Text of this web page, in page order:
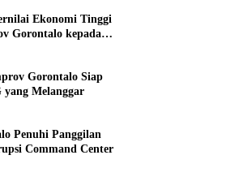
Ekonomi Tinggi
Gorontalo kepada
Gorontalo Siap
yang Melanggar
Penuhi Panggilan
Command Center